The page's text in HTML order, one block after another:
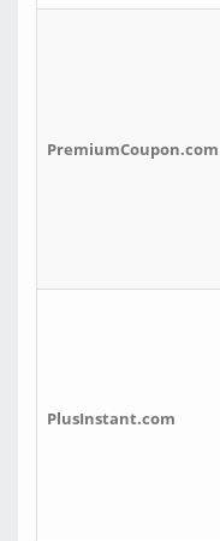
PremiumCoupon.com
PlusInstant.com